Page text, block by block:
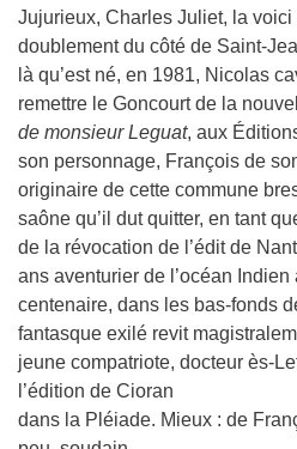
Jujurieux, Charles Juliet, la
doublement du côté de Saint-
là qu’est né, en 1981, Nicolas
remettre le Goncourt de la
de monsieur Leguat, aux
son personnage, François de
originaire de cette commune
saône qu’il dut quitter, en tant
de la révocation de l’édit de
ans aventurier de l’océan
centenaire, dans les bas-fonds
fantasque exilé revit
jeune compatriote, docteur ès-
l’édition de Cioran
dans la Pléiade. Mieux : de